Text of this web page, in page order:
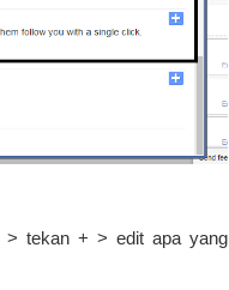
> tekan + > edit apa yang